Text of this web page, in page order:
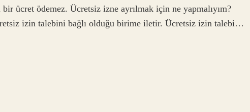
ücret ödemez. Ücretsiz izne ayrılmak için ne yapmalıyım?
izin talebini bağlı olduğu birime iletir. Ücretsiz izin talebi…